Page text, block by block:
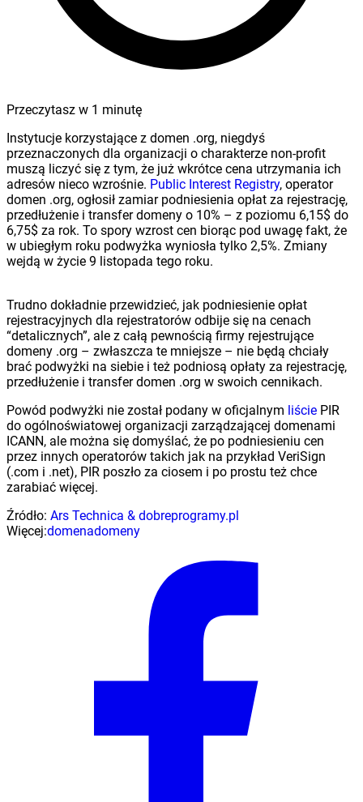
Przeczytasz w 1 minutę
Instytucje korzystające z domen .org, niegdyś
przeznaczonych dla organizacji o charakterze non-profit
muszą liczyć się z tym, że już wkrótce cena utrzymania ich
adresów nieco wzrośnie. Public Interest Registry, operator
domen .org, ogłosił zamiar podniesienia opłat za rejestrację,
przedłużenie i transfer domeny o 10% – z poziomu 6,15$ do
6,75$ za rok. To spory wzrost cen biorąc pod uwagę fakt, że
w ubiegłym roku podwyżka wyniosła tylko 2,5%. Zmiany
wejdą w życie 9 listopada tego roku.
Trudno dokładnie przewidzieć, jak podniesienie opłat
rejestracyjnych dla rejestratorów odbije się na cenach
“detalicznych”, ale z całą pewnością firmy rejestrujące
domeny .org – zwłaszcza te mniejsze – nie będą chciały
brać podwyżki na siebie i też podniosą opłaty za rejestrację,
przedłużenie i transfer domen .org w swoich cennikach.
Powód podwyżki nie został podany w oficjalnym liście PIR
do ogólnoświatowej organizacji zarządzającej domenami
ICANN, ale można się domyślać, że po podniesieniu cen
przez innych operatorów takich jak na przykład VeriSign
(.com i .net), PIR poszło za ciosem i po prostu też chce
zarabiać więcej.
Źródło: Ars Technica & dobreprogramy.pl
Więcej:domenadomeny